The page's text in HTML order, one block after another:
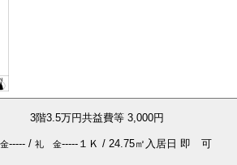
3階3.5万円共益費等 3,000円
-----/ 礼 金-----１Ｋ / 24.75㎡ 入居日 即 可